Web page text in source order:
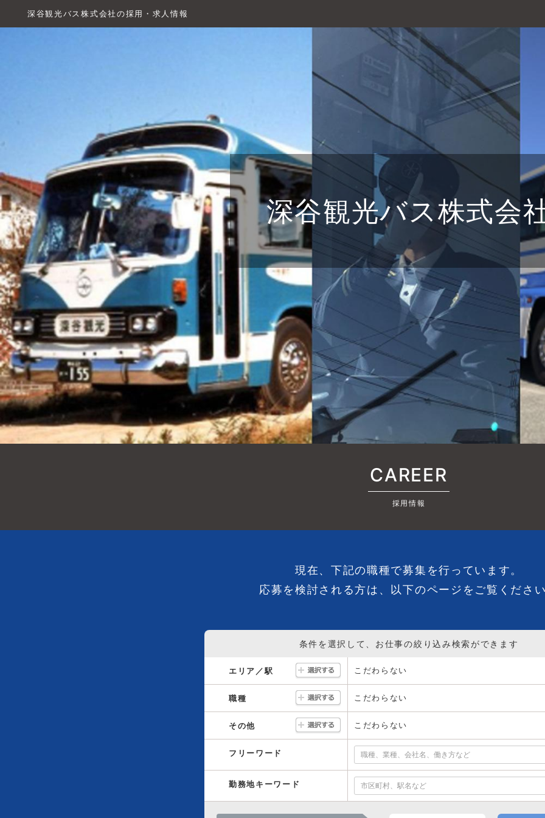
深谷観光バス株式会社の採用・求人情報
深谷観光バス株式会
CAREER
採用情報
現在、下記の職種で募集を行っています。
応募を検討される方は、以下のページをご覧くださ
条件を選択して、お仕事の絞り込み検索ができます
エリア／駅 こだわらない
職種 こだわらない
その他 こだわらない
フリーワード
勤務地キーワード